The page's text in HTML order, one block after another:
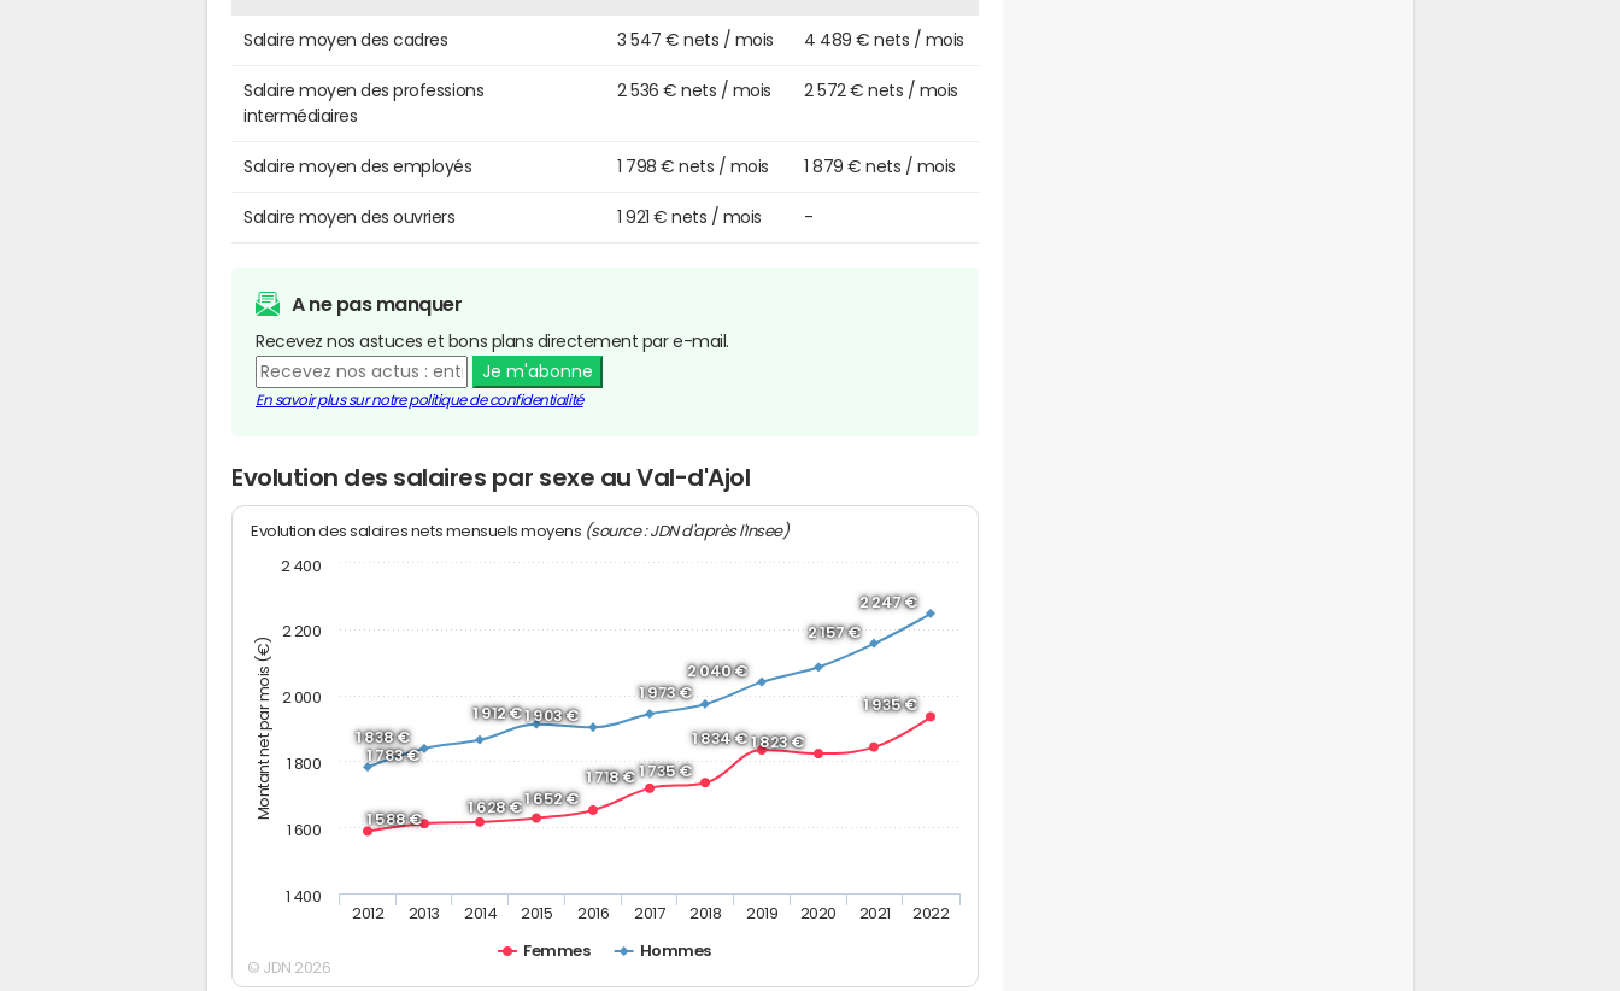
Salaire moyen des cadres 3 547 € nets / mois 4 489 € nets / mois
Salaire moyen des professions
intermédiaires
2 536 € nets / mois 2 572 € nets / mois
Salaire moyen des employés 1 798 € nets / mois 1 879 € nets / mois
Salaire moyen des ouvriers 1 921 € nets / mois -
A ne pas manquer
Recevez nos astuces et bons plans directement par e-mail.
Je m'abonne
En savoir plus sur notre politique de confidentialité
Evolution des salaires par sexe au Val-d'Ajol
Montant net par mois (€)
Evolution des salaires nets mensuels moyens (source : JDN d'après l'Insee)
1 588 €
1 628 €
1 652 €
1 718 € 1 735 €
1 834 € 1 823 €
1 935 €
1 783 €
1 838 €
1 912 €1 903 €
1 973 €
2 040 €
2 157 €
2 247 €
Femmes Hommes
2012 2013 2014 2015 2016 2017 2018 2019 2020 2021 2022
1 400
1 600
1 800
2 000
2 200
2 400
© JDN 2026